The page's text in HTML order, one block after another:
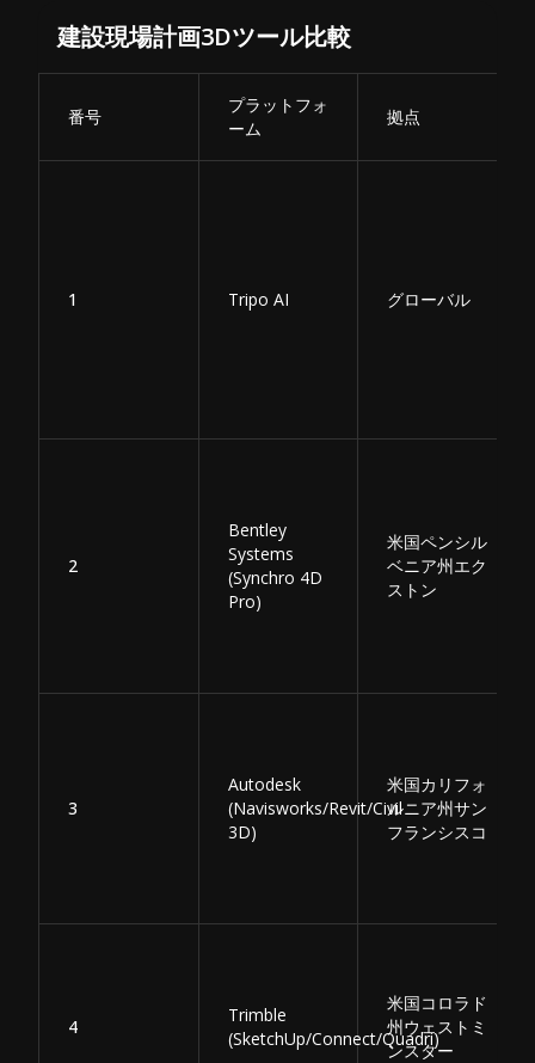
建設現場計画3Dツール比較
番号
プラットフォ
ーム
拠点
1 Tripo AI グローバル
2
Bentley
Systems
(Synchro 4D
Pro)
米国ペンシル
ベニア州エク
ストン
3
Autodesk
(Navisworks/Revit/Civil
3D)
米国カリフォ
ルニア州サン
フランシスコ
4
Trimble
(SketchUp/Connect/Quadri)
米国コロラド
州ウェストミ
ンスター